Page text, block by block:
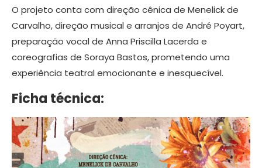
O projeto conta com direção cênica de Menelick de
Carvalho, direção musical e arranjos de André Poyart,
preparação vocal de Anna Priscilla Lacerda e
coreografias de Soraya Bastos, prometendo uma
experiência teatral emocionante e inesquecível.
Ficha técnica: